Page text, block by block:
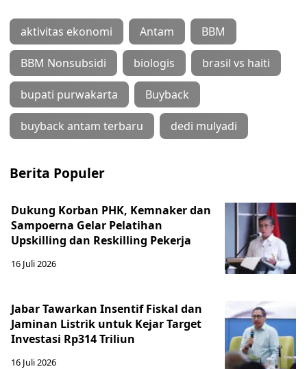
aktivitas ekonomi Antam BBM
BBM Nonsubsidi biologis brasil vs haiti
bupati purwakarta Buyback
buyback antam terbaru dedi mulyadi
Berita Populer
Dukung Korban PHK, Kemnaker dan
Sampoerna Gelar Pelatihan
Upskilling dan Reskilling Pekerja
16 Juli 2026
Jabar Tawarkan Insentif Fiskal dan
Jaminan Listrik untuk Kejar Target
Investasi Rp314 Triliun
16 Juli 2026